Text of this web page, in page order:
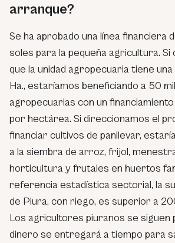
arranque?
Se ha aprobado una línea financiera
soles para la pequeña agricultura. Si
que la unidad agropecuaria tiene
Ha., estaríamos beneficiando a 50
agropecuarias con un
por hectárea. Si direccionamos el
financiar cultivos de panllevar,
a la siembra de arroz, frijol,
horticultura y frutales en huertos
referencia estadística sectorial, la
de Piura, con riego, es superior a
Los agricultores piuranos se siguen
dinero se entregará a tiempo para